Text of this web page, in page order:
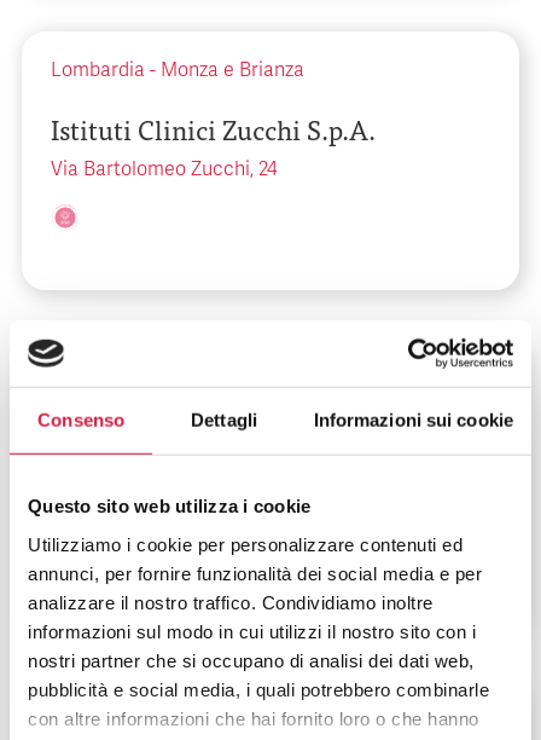
Consenso Dettagli Informazioni sui cookie
Questo sito web utilizza i cookie
Utilizziamo i cookie per personalizzare contenuti ed
annunci, per fornire funzionalità dei social media e per
analizzare il nostro traffico. Condividiamo inoltre
informazioni sul modo in cui utilizzi il nostro sito con i
nostri partner che si occupano di analisi dei dati web,
pubblicità e social media, i quali potrebbero combinarle
con altre informazioni che hai fornito loro o che hanno
Lombardia - Monza e Brianza
Istituti Clinici Zucchi S.p.A.
Via Bartolomeo Zucchi, 24
Lombardia
Istituto Auxologico Italiano – IRCCS
Via Giuseppe Mercalli, 28
Lombardia-Milano